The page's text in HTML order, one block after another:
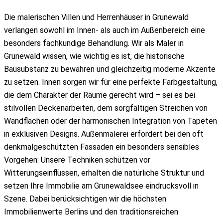
Die malerischen Villen und Herrenhäuser in Grunewald
verlangen sowohl im Innen- als auch im Außenbereich eine
besonders fachkundige Behandlung. Wir als Maler in
Grunewald wissen, wie wichtig es ist, die historische
Bausubstanz zu bewahren und gleichzeitig moderne Akzente
zu setzen. Innen sorgen wir für eine perfekte Farbgestaltung,
die dem Charakter der Räume gerecht wird – sei es bei
stilvollen Deckenarbeiten, dem sorgfältigen Streichen von
Wandflächen oder der harmonischen Integration von Tapeten
in exklusiven Designs. Außenmalerei erfordert bei den oft
denkmalgeschützten Fassaden ein besonders sensibles
Vorgehen: Unsere Techniken schützen vor
Witterungseinflüssen, erhalten die natürliche Struktur und
setzen Ihre Immobilie am Grunewaldsee eindrucksvoll in
Szene. Dabei berücksichtigen wir die höchsten
Immobilienwerte Berlins und den traditionsreichen